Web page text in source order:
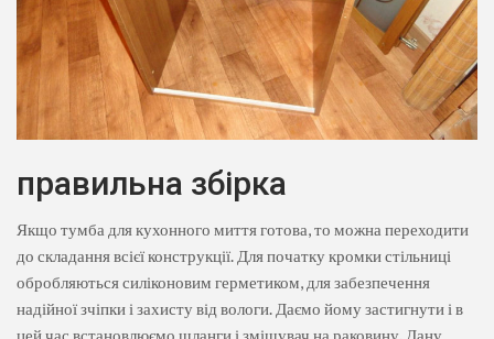
правильна збірка
Якщо тумба для кухонного миття готова, то можна переходити
до складання всієї конструкції. Для початку кромки стільниці
обробляються силіконовим герметиком, для забезпечення
надійної зчіпки і захисту від вологи. Даємо йому застигнути і в
цей час встановлюємо шланги і змішувач на раковину. Дану